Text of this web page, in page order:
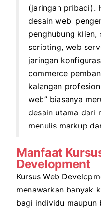
(jaringan pribadi).
desain web,
penghubung klien,
scripting, web
jaringan
commerce
kalangan
web” biasanya
desain utama dari
menulis markup
Manfaat
Development
Kursus Web
menawarkan banyak
bagi individu maupun